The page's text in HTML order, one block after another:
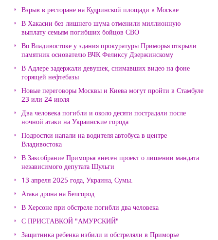
Взрыв в ресторане на Кудринской площади в Москве
В Хакасии без лишнего шума отменили миллионную
выплату семьям погибших бойцов СВО
Во Владивостоке у здания прокуратуры Приморья открыли
памятник основателю ВЧК Феликсу Дзержинскому
В Адлере задержали девушек, снимавших видео на фоне
горящей нефтебазы
Новые переговоры Москвы и Киева могут пройти в Стамбуле
23 или 24 июля
Два человека погибли и около десяти пострадали после
ночной атаки на Украинские города
Подростки напали на водителя автобуса в центре
Владивостока
В Заксобрание Приморья внесен проект о лишении мандата
независимого депутата Шульги
13 апреля 2025 года, Украина, Сумы.
Атака дрона на Белгород
В Херсоне при обстреле погибли два человека
С ПРИСТАВКОЙ "АМУРСКИЙ"
Защитника ребенка избили и обстреляли в Приморье